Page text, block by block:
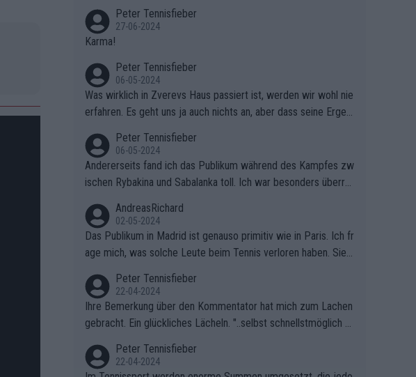
Peter Tennisfieber
27-06-2024
Karma!
Peter Tennisfieber
06-05-2024
Was wirklich in Zverevs Haus passiert ist, werden wir wohl nie
erfahren. Es geht uns ja auch nichts an, aber dass seine Ergeb
Peter Tennisfieber
06-05-2024
Andererseits fand ich das Publikum während des Kampfes zw
ischen Rybakina und Sabalanka toll. Ich war besonders überras
AndreasRichard
02-05-2024
Das Publikum in Madrid ist genauso primitiv wie in Paris. Ich fr
age mich, was solche Leute beim Tennis verloren haben. Sie s
ben.
Peter Tennisfieber
22-04-2024
Ihre Bemerkung über den Kommentator hat mich zum Lachen
gebracht. Ein glückliches Lächeln. "..selbst schnellstmöglich na
Peter Tennisfieber
22-04-2024